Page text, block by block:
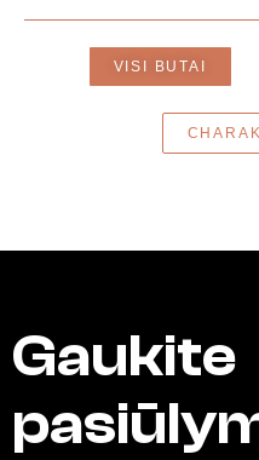
VISI BUTAI
Gaukite